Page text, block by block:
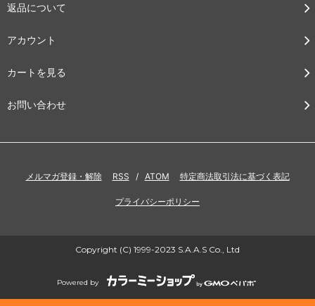
返品について
アカウント
カートを見る
お問い合わせ
メルマガ登録・解除 RSS / ATOM 特定商法取引法に基づく表記
プライバシーポリシー
Copyright (C) 1999-2023 S.A.A.S Co., Ltd
Powered by